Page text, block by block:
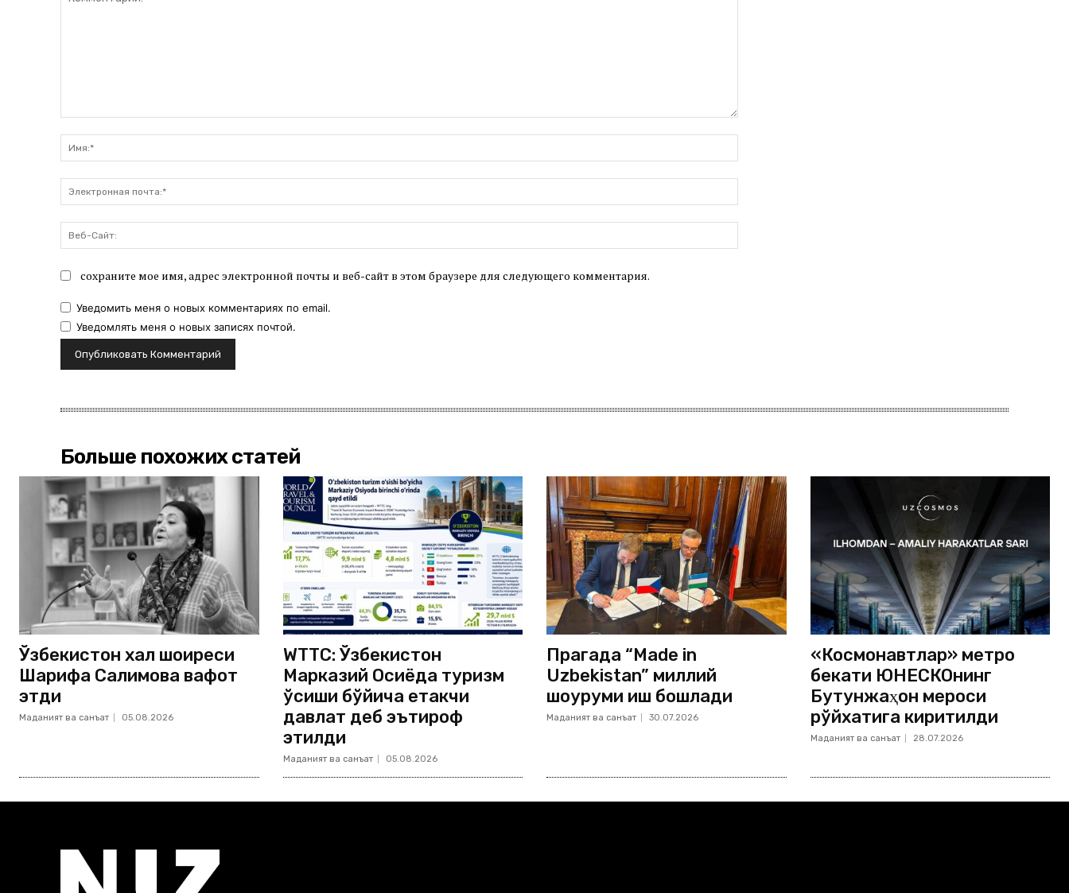
почта:*
Сайт:
сохраните мое имя, адрес электронной почты и веб-сайт в этом браузере для следующего комментария.
Уведомить меня о новых комментариях по email.
Уведомлять меня о новых записях почтой.
Больше похожих статей
Ўзбекистон халқ шоиреси
Шарифа Салимова вафот
этди
Маданият ва санъат 05.08.2026
WTTC: Ўзбекистон
Марказий Осиёда туризм
ўсиши бўйича етакчи
давлат деб эътироф
этилди
Маданият ва санъат 05.08.2026
Прагада “Made in
Uzbekistan” миллий
шоуруми иш бошлади
Маданият ва санъат 30.07.2026
«Космонавтлар» метро
бекати ЮНЕСКОнинг
Бутунжаҳон мероси
рўйхатига киритилди
Маданият ва санъат 28.07.2026